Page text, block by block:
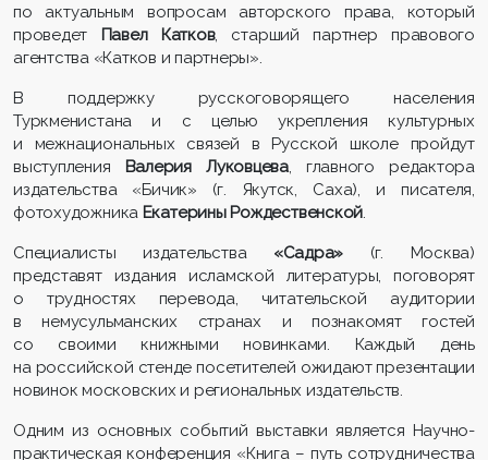
по актуальным вопросам авторского права, который
проведет Павел Катков, старший партнер правового
агентства «Катков и партнеры».
В поддержку русскоговорящего населения
Туркменистана и с целью укрепления культурных
и межнациональных связей в Русской школе пройдут
выступления Валерия Луковцева, главного редактора
издательства «Бичик» (г. Якутск, Саха), и писателя,
фотохудожника Екатерины Рождественской.
Специалисты издательства «Садра» (г. Москва)
представят издания исламской литературы, поговорят
о трудностях перевода, читательской аудитории
в немусульманских странах и познакомят гостей
со своими книжными новинками. Каждый день
на российской стенде посетителей ожидают презентации
новинок московских и региональных издательств.
Одним из основных событий выставки является Научно-
практическая конференция «Книга – путь сотрудничества